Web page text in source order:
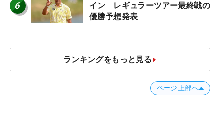
6
イン レギュラーツアー最終戦の
優勝予想発表
ランキングをもっと見る
ページ上部へ